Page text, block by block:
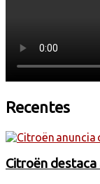
Recentes
Citroën